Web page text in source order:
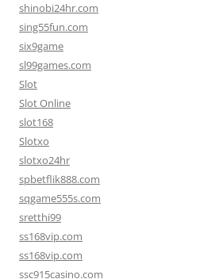
shinobi24hr.com
sing55fun.com
six9game
sl99games.com
Slot
Slot Online
slot168
Slotxo
slotxo24hr
spbetflik888.com
sqgame555s.com
sretthi99
ss168vip.com
ss168vip.com
ssc915casino.com